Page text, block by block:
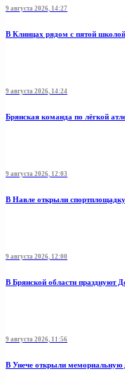
9 августа 2026, 14:27
В Клинцах рядом с пятой
9 августа 2026, 14:24
Брянская команда по лёгкой
9 августа 2026, 12:03
В Навле открыли
9 августа 2026, 12:00
В Брянской области празднуют
9 августа 2026, 11:56
В Унече открыли